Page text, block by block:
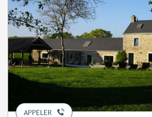
APPELER